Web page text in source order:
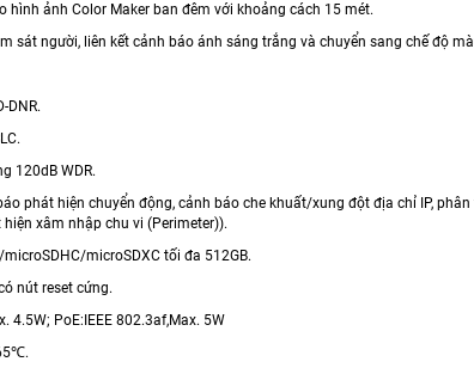
hình ảnh Color Maker ban đêm với khoảng cách 15 mét.
sát người, liên kết cảnh báo ánh sáng trắng và chuyển sang chế độ
DNR.
120dB WDR.
phát hiện chuyển động, cảnh báo che khuất/xung đột địa chỉ IP,
xâm nhập chu vi (Perimeter)).
microSDXC tối đa 512GB.
nút reset cứng.
4.5W; PoE:IEEE 802.3af,Max. 5W